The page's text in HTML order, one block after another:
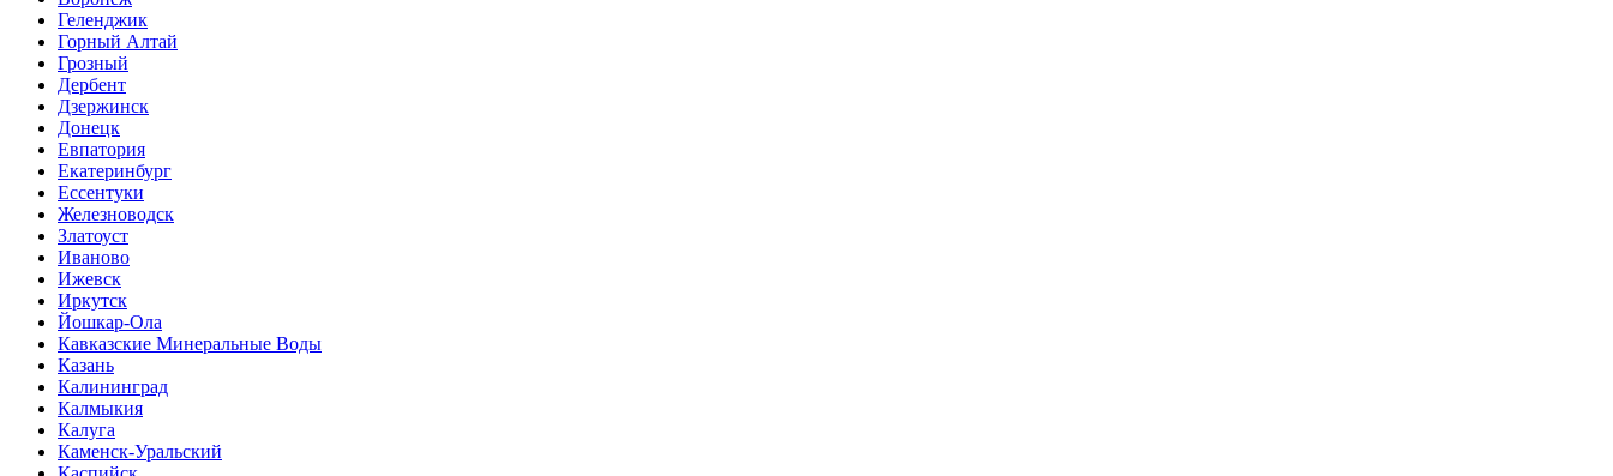
Геленджик
Горный Алтай
Грозный
Дербент
Дзержинск
Донецк
Евпатория
Екатеринбург
Ессентуки
Железноводск
Златоуст
Иваново
Ижевск
Иркутск
Йошкар-Ола
Кавказские Минеральные Воды
Казань
Калининград
Калмыкия
Калуга
Каменск-Уральский